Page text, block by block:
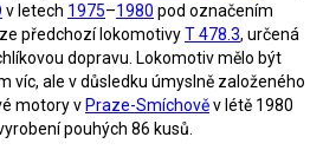
v letech 1975–1980 pod označením
předchozí lokomotivyT 478.3, určená
dopravu. Lokomotiv mělo být
víc, ale v důsledku úmyslně založeného
motory v Praze-Smíchověv létě 1980
pouhých 86 kusů.